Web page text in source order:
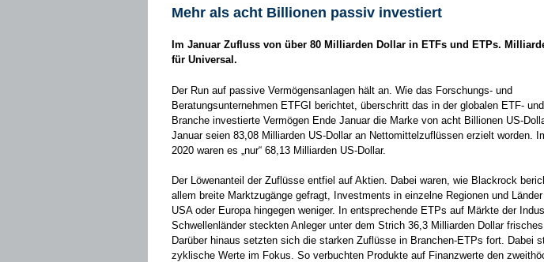
Mehr als acht Billionen passiv investiert
Im Januar Zufluss von über 80 Milliarden Dollar in ETFs und ETPs.
für Universal.
Der Run auf passive Vermögensanlagen hält an. Wie das Forschungs- und
Beratungsunternehmen ETFGI berichtet, überschritt das in der globalen ETF-
Branche investierte Vermögen Ende Januar die Marke von acht Billionen US-
Januar seien 83,08 Milliarden US-Dollar an Nettomittelzuflüssen erzielt worden.
2020 waren es „nur“ 68,13 Milliarden US-Dollar.
Der Löwenanteil der Zuflüsse entfiel auf Aktien. Dabei waren, wie Blackrock
allem breite Marktzugänge gefragt, Investments in einzelne Regionen und
USA oder Europa hingegen weniger. In entsprechende ETPs auf Märkte der
Schwellenländer steckten Anleger unter dem Strich 36,3 Milliarden Dollar
Darüber hinaus setzten sich die starken Zuflüsse in Branchen-ETPs fort. Dabei
zyklische Werte im Fokus. So verbuchten Produkte auf Finanzwerte den